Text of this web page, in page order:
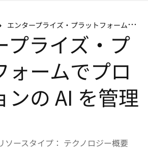
エンタープライズ・プラットフォームでプロダクションの AI を管理する
プライズ・プ
ォームでプロ
ンの AI を管理
ソースタイプ： テクノロジー概要